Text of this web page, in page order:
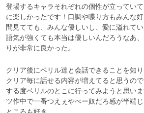
登場するキャラそれぞれの個性が立ってい
に楽しかったです！口調や喋り方もみんな
間見てても、みんな優しいし、愛に溢れてい
語気が強くても本当は優しいんだろうなあ
りが非常に良かった。
クリア後にベリル達と会話できることを知
クリア毎に話せる内容が増えてると思うの
する度ベリルのとこに行ってみようと思い
ツ作中で一番つえぇやべー奴だろ感が半端
ところも好き。